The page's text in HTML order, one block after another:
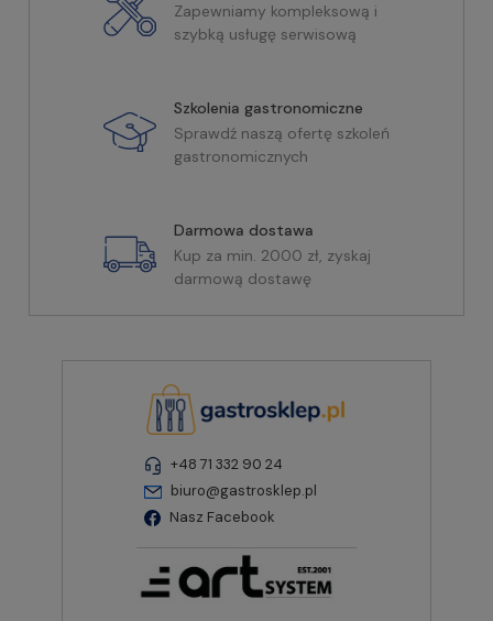
Zapewniamy kompleksową i
szybką usługę serwisową
Szkolenia gastronomiczne
Sprawdź naszą ofertę szkoleń
gastronomicznych
Darmowa dostawa
Kup za min. 2000 zł, zyskaj
darmową dostawę
+48 71 332 90 24
biuro@gastrosklep.pl
Nasz Facebook